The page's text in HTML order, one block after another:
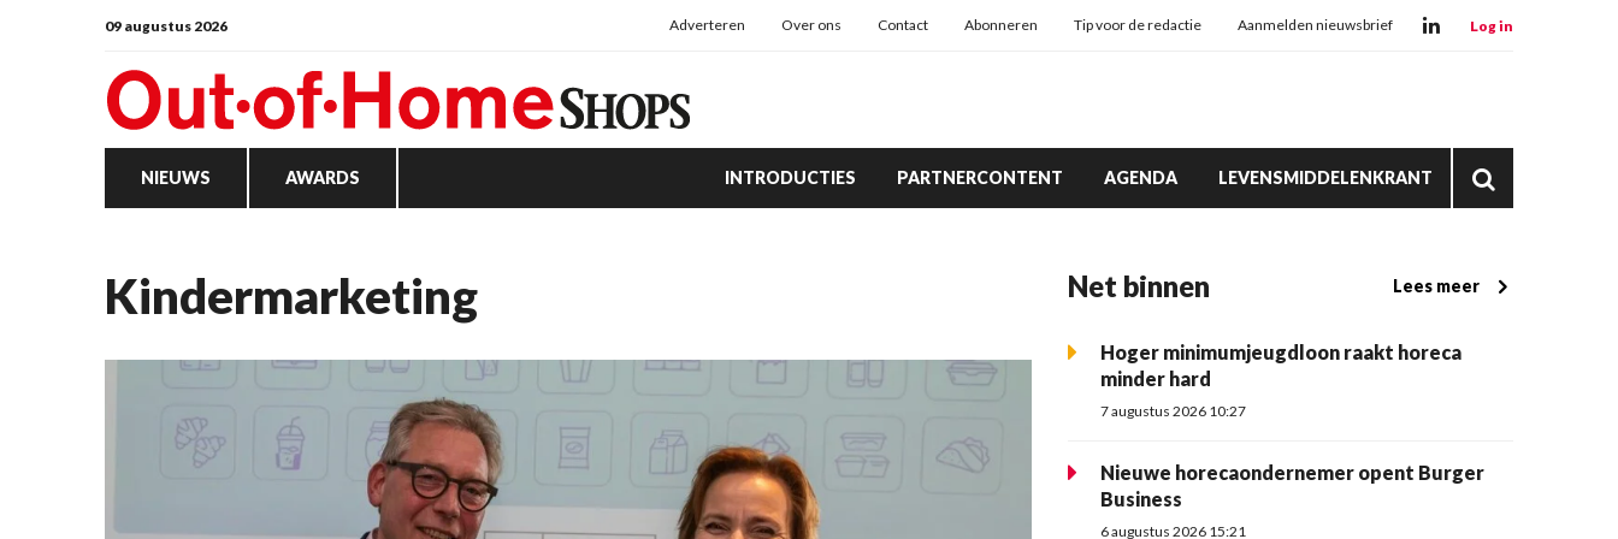
09 augustus 2026 Adverteren Over ons Contact Abonneren Tip voor de redactie Aanmelden nieuwsbrief Log in
NIEUWS AWARDS INTRODUCTIES PARTNERCONTENT AGENDA LEVENSMIDDELENKRANT
kindermarketing Net binnen Lees meer
Hoger minimumjeugdloon raakt horeca
minder hard
7 augustus 2026 10:27
Nieuwe horecaondernemer opent Burger
Business
6 augustus 2026 15:21